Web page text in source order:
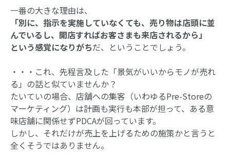
一番の大きな理由は、
「別に、指示を実施していなくても、売り物は店頭に並
んでいるし、開店すればお客さまも来店されるから」
という感覚になりがちだ、ということでしょう。
・・・これ、先程言及した「景気がいいからモノが売れ
る」の話と似ていませんか？
たいていの場合、店舗への集客（いわゆるPre-Storeの
マーケティング）は計画も実行も本部が担って、ある意
味店舗に関係せずPDCAが回っています。
しかし、それだけが売上を上げるための施策かと言うと
全くそうではありません。